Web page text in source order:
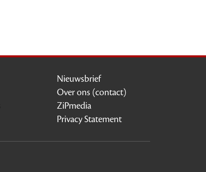
Nieuwsbrief
Over ons (contact)
ZiPmedia
Privacy Statement